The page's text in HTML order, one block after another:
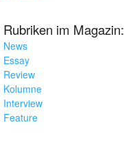
Rubriken im Magazin:
News
Essay
Review
Kolumne
Interview
Feature